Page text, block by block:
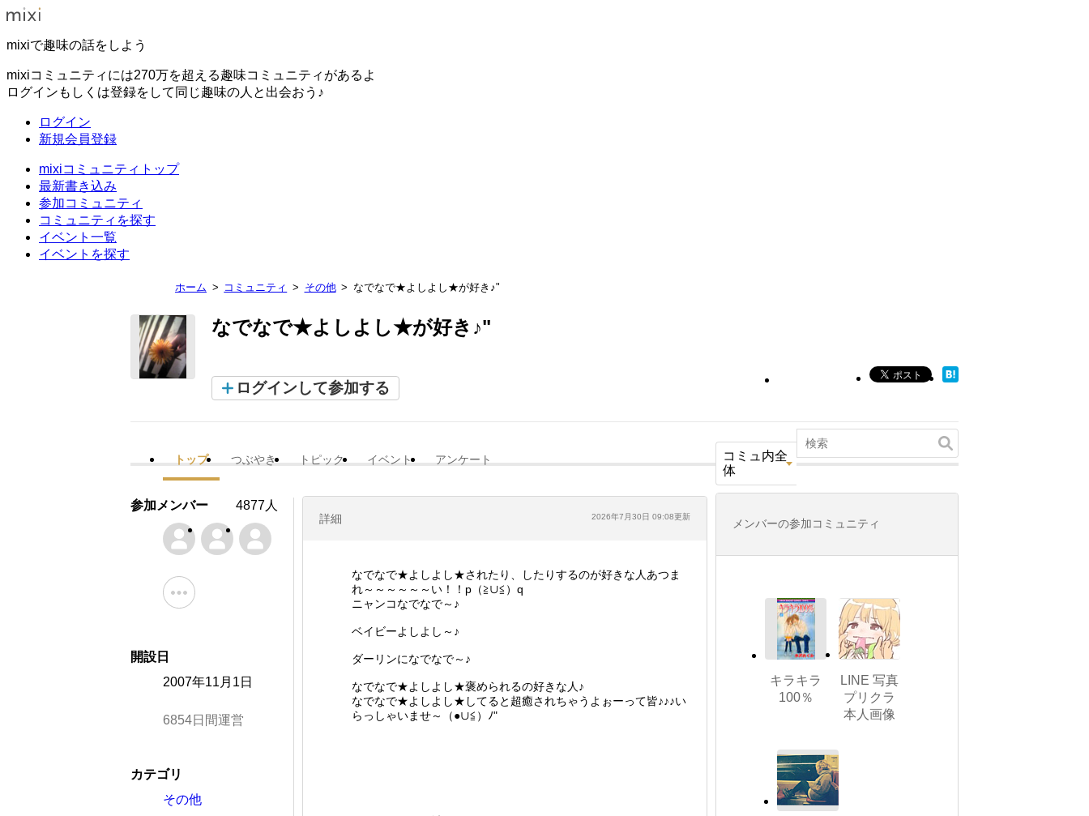
mixiで趣味の話をしよう
mixiコミュニティには270万を超える趣味コミュニティがあるよ
ログインもしくは登録をして同じ趣味の人と出会おう♪
ログイン
新規会員登録
mixiコミュニティトップ
最新書き込み
参加コミュニティ
コミュニティを探す
イベント一覧
イベントを探す
ホーム コミュニティ その他 なでなで★よしよし★が好き♪"
なでなで★よしよし★が好き♪"
ログインして参加する
トップ つぶやき トピック イベント アンケート
コミュ内全
体
詳細 2026年7月30日 09:08更新
なでなで★よしよし★されたり、したりするのが好きな人あつま
れ～～～～～～い！！p（≧∪≦）q
ニャンコなでなで～♪
ベイビーよしよし～♪
ダーリンになでなで～♪
なでなで★よしよし★褒められるの好きな人♪
なでなで★よしよし★してると超癒されちゃうよぉーって皆♪♪♪い
らっしゃいませ～（●∪≦）ﾉ"
参加メンバー 4877人
開設日
2007年11月1日
6854日間運営
カテゴリ
その他
メンバーの参加コミュニティ
キラキラ
100％
LINE 写真
プリクラ
本人画像